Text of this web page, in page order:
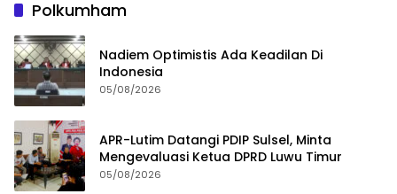
Polkumham
Nadiem Optimistis Ada Keadilan Di
Indonesia
05/08/2026
APR-Lutim Datangi PDIP Sulsel, Minta
Mengevaluasi Ketua DPRD Luwu Timur
05/08/2026